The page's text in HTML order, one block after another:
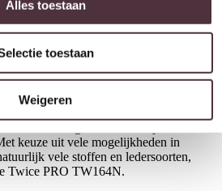
Alles toestaan
toestaan
Weigeren
Twice relaxfauteuil collectie van De
De Toekomst worden ambachtelijk
design. Je stelt zelf jouw ideale
keuze uit vele mogelijkheden in
vele stoffen en ledersoorten,
Twice PRO TW164N.